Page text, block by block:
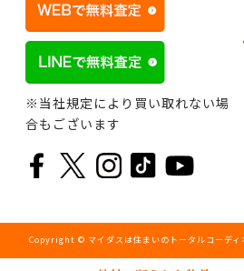
※当社規定により買い取れない場
合もございます
Copyright © マイダスは住まいのトータルコーデ